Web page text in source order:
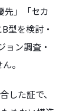
先」「セカ
型を検討・
ョン調査・
。
した証で、